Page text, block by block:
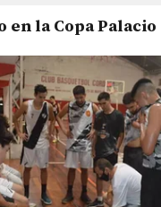
en la Copa Palacio